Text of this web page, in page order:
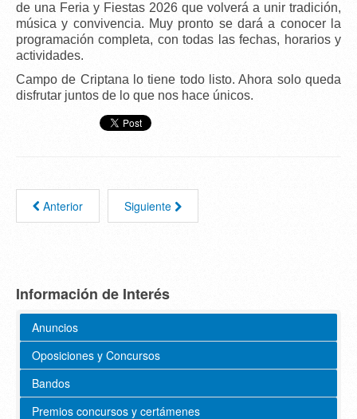
de una Feria y Fiestas 2026 que volverá a unir tradición,
música y convivencia. Muy pronto se dará a conocer la
programación completa, con todas las fechas, horarios y
actividades.
Campo de Criptana lo tiene todo listo. Ahora solo queda
disfrutar juntos de lo que nos hace únicos.
Anterior Siguiente
Información de Interés
Anuncios
Oposiciones y Concursos
Bandos
Premios concursos y certámenes